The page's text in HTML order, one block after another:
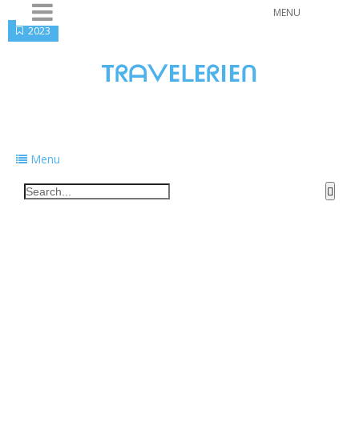
MENU
TᖇᗩᐯEᒪEᖇIEᑎ
Menu
2023